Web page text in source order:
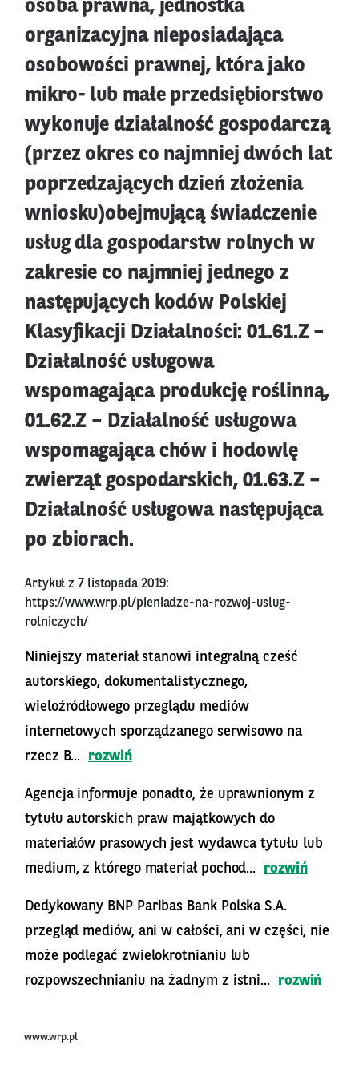
osoba prawna, jednostka
organizacyjna nieposiadająca
osobowości prawnej, która jako
mikro- lub małe przedsiębiorstwo
wykonuje działalność gospodarczą
(przez okres co najmniej dwóch lat
poprzedzających dzień złożenia
wniosku)obejmującą świadczenie
usług dla gospodarstw rolnych w
zakresie co najmniej jednego z
następujących kodów Polskiej
Klasyfikacji Działalności: 01.61.Z –
Działalność usługowa
wspomagająca produkcję roślinną,
01.62.Z – Działalność usługowa
wspomagająca chów i hodowlę
zwierząt gospodarskich, 01.63.Z –
Działalność usługowa następująca
po zbiorach.
Artykuł z 7 listopada 2019:
https://www.wrp.pl/pieniadze-na-rozwoj-uslug-
rolniczych/
Niniejszy materiał stanowi integralną cześć
autorskiego, dokumentalistycznego,
wieloźródłowego przeglądu mediów
internetowych sporządzanego serwisowo na
rzecz B...
rozwiń
Agencja informuje ponadto, że uprawnionym z
tytułu autorskich praw majątkowych do
materiałów prasowych jest wydawca tytułu lub
medium, z którego materiał pochod...
rozwiń
Dedykowany BNP Paribas Bank Polska S.A.
przegląd mediów, ani w całości, ani w części, nie
może podlegać zwielokrotnianiu lub
rozpowszechnianiu na żadnym z istni...
rozwiń
www.wrp.pl